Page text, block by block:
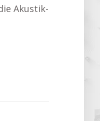
Akustik-